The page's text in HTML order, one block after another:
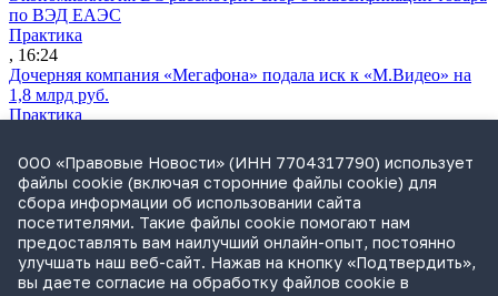
по ВЭД ЕАЭС
Практика
, 16:24
Дочерняя компания «Мегафона» подала иск к «М.Видео» на
1,8 млрд руб.
Практика
СИП проверит отмену патента на систему управления
устройствами после возражений «Яндекса»
Практика
, 15:17
Суды 10 стран рассматривают иски российской «дочки»
Google о возврате дивидендов
Международная практика
ООО «Правовые Новости» (ИНН 7704317790) использует
файлы cookie (включая сторонние файлы cookie) для
сбора информации об использовании сайта
посетителями. Такие файлы cookie помогают нам
предоставлять вам наилучший онлайн-опыт, постоянно
улучшать наш веб-сайт. Нажав на кнопку «Подтвердить»,
вы даете согласие на обработку файлов cookie в